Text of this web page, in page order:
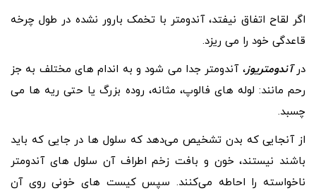
اگر لقاح اتفاق نیفتد، آندومتر با تخمک بارور نشده در طول چرخه
قاعدگی خود را می ریزد.
درآندومتریوز، آندومتر جدا می شود و به اندام های مختلف به جز
رحم مانند: لوله های فالوپ، مثانه، روده بزرگ یا حتی ریه ها می
چسبد.
از آنجایی که بدن تشخیص می‌دهد که سلول‌ ها در جایی که باید
باشند نیستند، خون و بافت زخم اطراف آن سلول‌ های آندومتر
ناخواسته را احاطه می‌کنند. سپس کیست های خونی روی آن